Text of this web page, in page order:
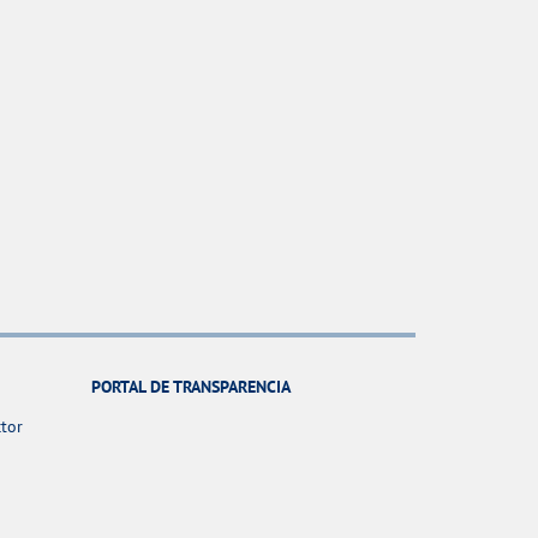
PORTAL DE TRANSPARENCIA